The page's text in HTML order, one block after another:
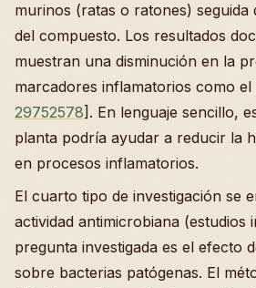
murinos (ratas o ratones) seguida
del compuesto. Los resultados
muestran una disminución en la
marcadores inflamatorios como
29752578]. En lenguaje sencillo,
planta podría ayudar a reducir la
en procesos inflamatorios.
El cuarto tipo de investigación se
actividad antimicrobiana (estudios
pregunta investigada es el efecto
sobre bacterias patógenas. El